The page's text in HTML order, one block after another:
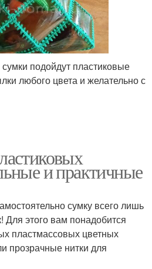
подойдут пластиковые
любого цвета и желательно с
и практичные
сумку всего лишь
Для этого вам понадобится
пластмассовых цветных
прозрачные нитки для